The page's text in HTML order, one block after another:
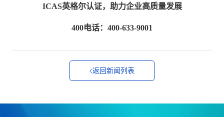
ICAS英格尔认证，助力企业高质量发展
400电话：400-633-9001
返回新闻列表